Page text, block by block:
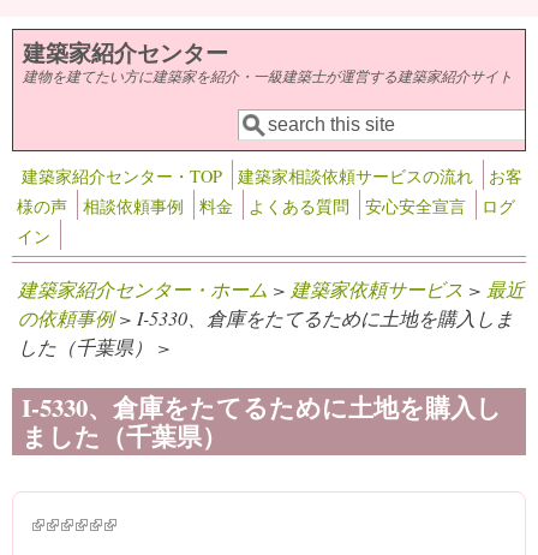
メインコンテンツに移動
建築家紹介センター
建物を建てたい方に建築家を紹介・一級建築士が運営する建築家紹介サイト
検索フォーム
検索
建築家紹介センター・TOP 建築家相談依頼サービスの流れ
お客
様の声
相談依頼事例 料金 よくある質問 安心安全宣言
ログ
イン
建築家紹介センター・ホーム > 建築家依頼サービス > 最近
の依頼事例> I-5330、倉庫をたてるために土地を購入しま
した（千葉県） >
I-5330、倉庫をたてるために土地を購入し
ました（千葉県）
(link is external)
(link is external)
(link is external)
(link is external)
(link is external)
(link is external)